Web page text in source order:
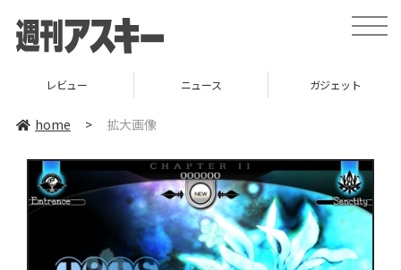
toggle
レビュー ニュース ガジェット
home > 拡大画像